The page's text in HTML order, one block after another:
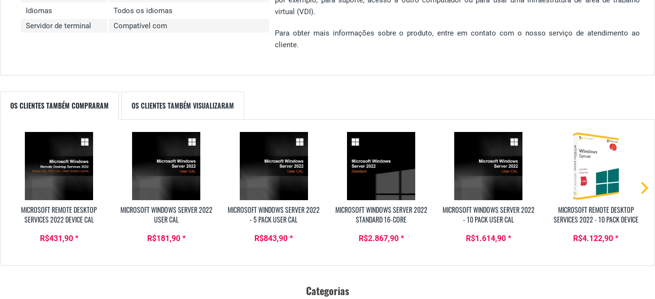
Idiomas
Todos os idiomas
Servidor de terminal
Compatível com
virtual (VDI).
Para obter mais informações sobre o produto, entre em contato com o nosso serviço de atendimento ao
cliente.
OS CLIENTES TAMBÉM COMPRARAM OS CLIENTES TAMBÉM VISUALIZARAM
MICROSOFT REMOTE DESKTOP
SERVICES 2022 DEVICE CAL
R$431,90 *
MICROSOFT WINDOWS SERVER 2022
USER CAL
R$181,90 *
MICROSOFT WINDOWS SERVER 2022
- 5 PACK USER CAL
R$843,90 *
MICROSOFT WINDOWS SERVER 2022
STANDARD 16-CORE
R$2.867,90 *
MICROSOFT WINDOWS SERVER 2022
- 10 PACK USER CAL
R$1.614,90 *
MICROSOFT REMOTE DESKTOP
SERVICES 2022 - 10 PACK DEVICE
R$4.122,90 *
Categorias